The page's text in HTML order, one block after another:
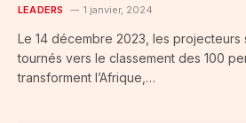
LEADERS 1 janvier, 2024
Le 14 décembre 2023, les projecteurs
tournés vers le classement des 100
transforment l’Afrique,…